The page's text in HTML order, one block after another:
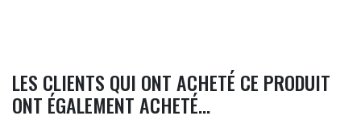
LES CLIENTS QUI ONT ACHETÉ CE PRODUIT
ONT ÉGALEMENT ACHETÉ...